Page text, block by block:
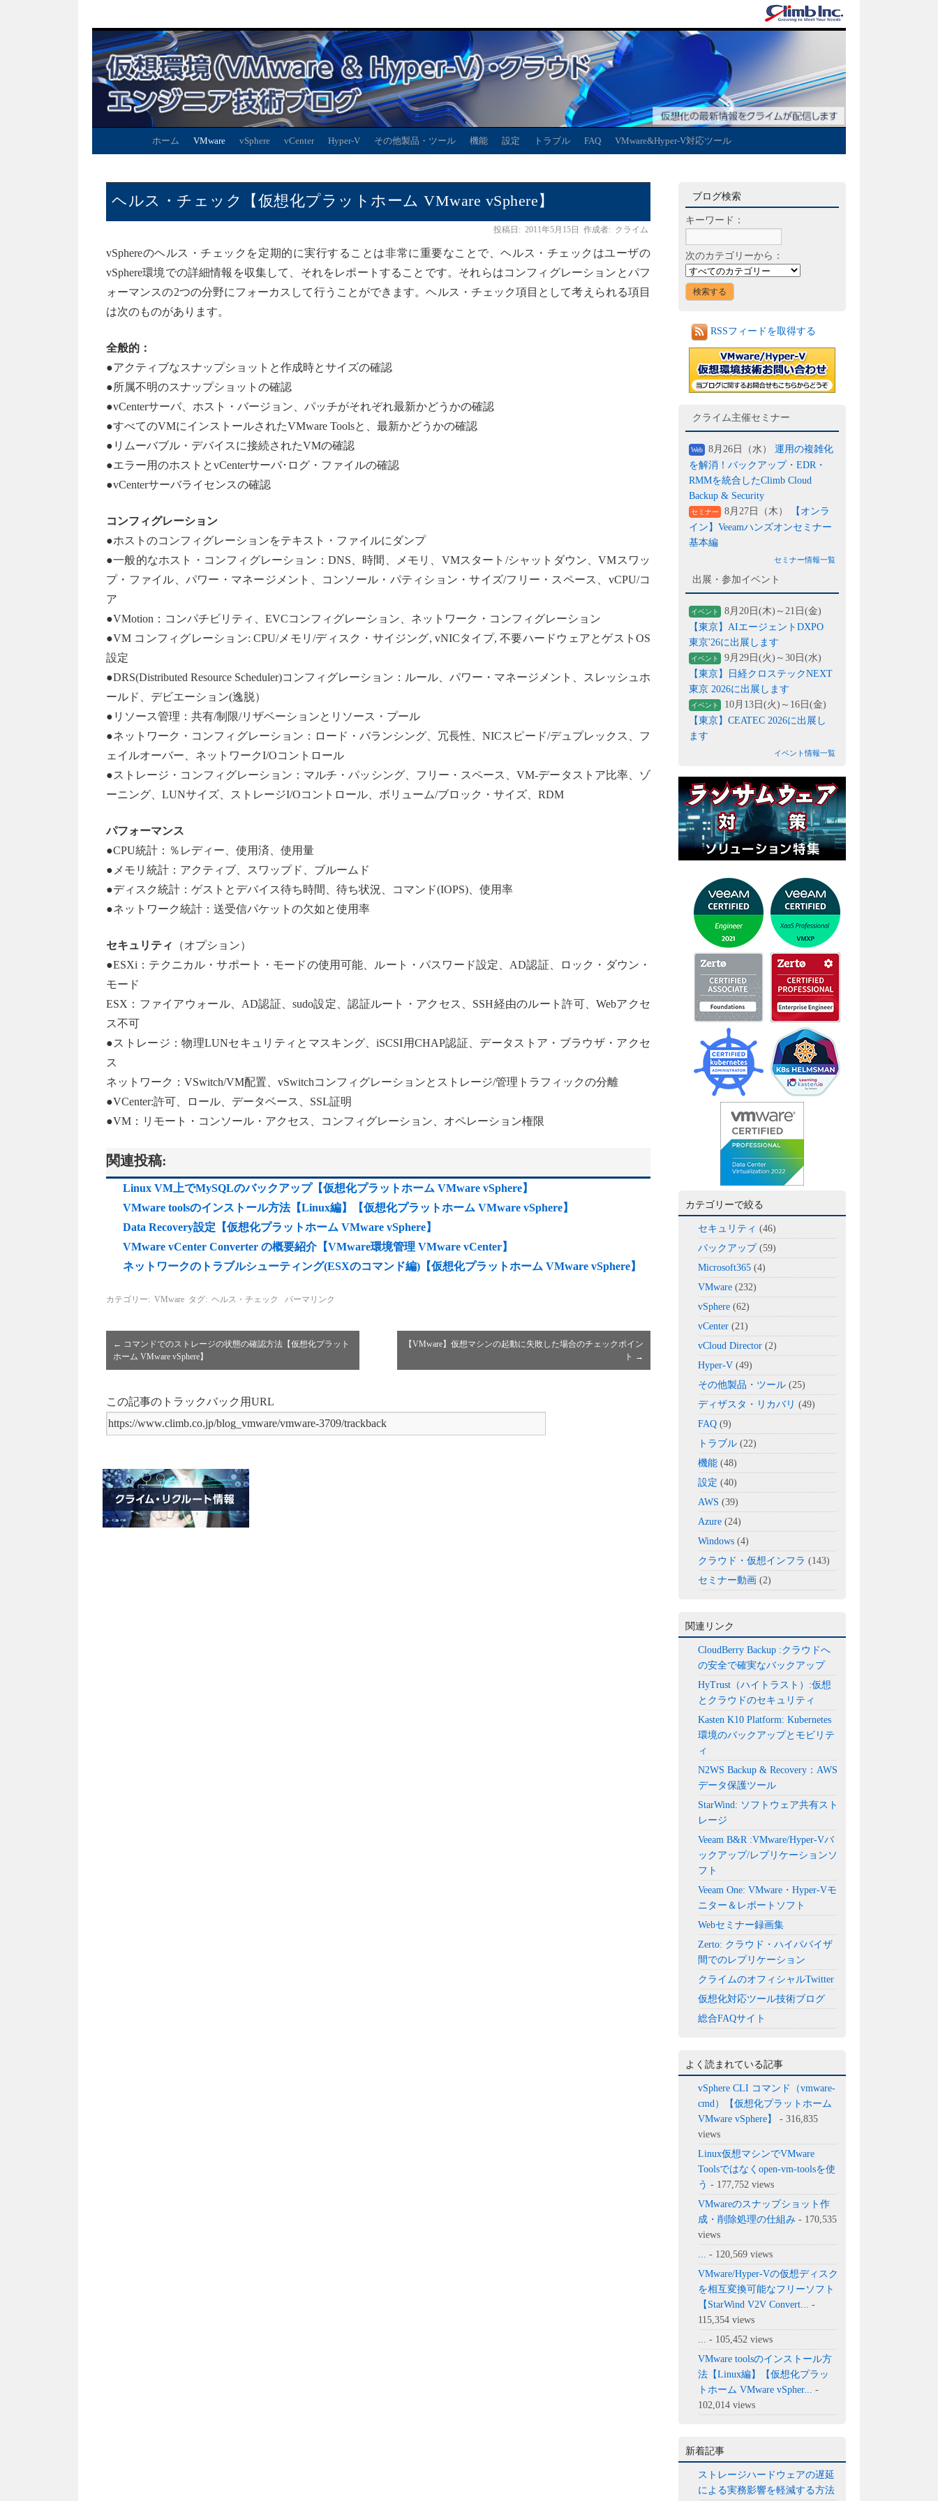
ホーム VMware vSphere vCenter Hyper-V その他製品・ツール 機能 設定 トラブル FAQ VMware&Hyper-V対応ツール
ヘルス・チェック【仮想化プラットホーム VMware vSphere】
投稿日: 2011年5月15日 作成者: クライム
vSphereのヘルス・チェックを定期的に実行することは非常に重要なことで、ヘルス・チェックはユーザの
vSphere環境での詳細情報を収集して、それをレポートすることです。それらはコンフィグレーションとパフ
ォーマンスの2つの分野にフォーカスして行うことができます。ヘルス・チェック項目として考えられる項目
は次のものがあります。
全般的：
●アクティブなスナップショットと作成時とサイズの確認
●所属不明のスナップショットの確認
●vCenterサーバ、ホスト・バージョン、パッチがそれぞれ最新かどうかの確認
●すべてのVMにインストールされたVMware Toolsと、最新かどうかの確認
●リムーバブル・デバイスに接続されたVMの確認
●エラー用のホストとvCenterサーバ･ログ・ファイルの確認
●vCenterサーバライセンスの確認
コンフィグレーション
●ホストのコンフィグレーションをテキスト・ファイルにダンプ
●一般的なホスト・コンフィグレーション：DNS、時間、メモリ、VMスタート/シャットダウン、VMスワッ
プ・ファイル、パワー・マネージメント、コンソール・パティション・サイズ/フリー・スペース、vCPU/コ
ア
●VMotion：コンパチビリティ、EVCコンフィグレーション、ネットワーク・コンフィグレーション
●VM コンフィグレーション: CPU/メモリ/ディスク・サイジング, vNICタイプ, 不要ハードウェアとゲストOS
設定
●DRS(Distributed Resource Scheduler)コンフィグレーション：ルール、パワー・マネージメント、スレッシュホ
ールド、デビエーション(逸脱）
●リソース管理：共有/制限/リザベーションとリソース・プール
●ネットワーク・コンフィグレーション：ロード・バランシング、冗長性、NICスピード/デュプレックス、フ
ェイルオーバー、ネットワークI/Oコントロール
●ストレージ・コンフィグレーション：マルチ・パッシング、フリー・スペース、VM-データストア比率、ゾ
ーニング、LUNサイズ、ストレージI/Oコントロール、ボリューム/ブロック・サイズ、RDM
パフォーマンス
●CPU統計：％レディー、使用済、使用量
●メモリ統計：アクティブ、スワップド、ブルームド
●ディスク統計：ゲストとデバイス待ち時間、待ち状況、コマンド(IOPS)、使用率
●ネットワーク統計：送受信パケットの欠如と使用率
セキュリティ
（オプション）
●ESXi：テクニカル・サポート・モードの使用可能、ルート・パスワード設定、AD認証、ロック・ダウン・
モード
ESX：ファイアウォール、AD認証、sudo設定、認証ルート・アクセス、SSH経由のルート許可、Webアクセ
ス不可
●ストレージ：物理LUNセキュリティとマスキング、iSCSI用CHAP認証、データストア・ブラウザ・アクセ
ス
ネットワーク：VSwitch/VM配置、vSwitchコンフィグレーションとストレージ/管理トラフィックの分離
●VCenter:許可、ロール、データベース、SSL証明
●VM：リモート・コンソール・アクセス、コンフィグレーション、オペレーション権限
関連投稿:
Linux VM上でMySQLのバックアップ【仮想化プラットホーム VMware vSphere】
VMware toolsのインストール方法【Linux編】【仮想化プラットホーム VMware vSphere】
Data Recovery設定【仮想化プラットホーム VMware vSphere】
VMware vCenter Converter の概要紹介【VMware環境管理 VMware vCenter】
ネットワークのトラブルシューティング(ESXのコマンド編)【仮想化プラットホーム VMware vSphere】
カテゴリー: VMware タグ: ヘルス・チェック パーマリンク
← コマンドでのストレージの状態の確認方法【仮想化プラット
ホーム VMware vSphere】
【VMware】仮想マシンの起動に失敗した場合のチェックポイン
ト →
この記事のトラックバック用URL
ブログ検索
キーワード：
次のカテゴリーから：
RSSフィードを取得する
クライム主催セミナー
Web 8月26日（水） 運用の複雑化
を解消！バックアップ・EDR・
RMMを統合したClimb Cloud
Backup & Security
セミナー 8月27日（木）
【オンラ
イン】Veeamハンズオンセミナー
基本編
セミナー情報一覧
出展・参加イベント
イベント
8月20日(木)～21日(金)
【東京】AIエージェントDXPO
東京'26に出展します
イベント
9月29日(火)～30日(水)
【東京】日経クロステックNEXT
東京 2026に出展します
イベント
10月13日(火)～16日(金)
【東京】CEATEC 2026に出展し
ます
イベント情報一覧
カテゴリーで絞る
セキュリティ (46)
バックアップ(59)
Microsoft365 (4)
VMware (232)
vSphere (62)
vCenter (21)
vCloud Director (2)
Hyper-V (49)
その他製品・ツール (25)
ディザスタ・リカバリ (49)
FAQ (9)
トラブル (22)
機能 (48)
設定 (40)
AWS (39)
Azure (24)
Windows (4)
クラウド・仮想インフラ (143)
セミナー動画 (2)
関連リンク
CloudBerry Backup :クラウドへ
の安全で確実なバックアップ
HyTrust（ハイトラスト）:仮想
とクラウドのセキュリティ
Kasten K10 Platform: Kubernetes
環境のバックアップとモビリテ
ィ
N2WS Backup & Recovery：AWS
データ保護ツール
StarWind: ソフトウェア共有スト
レージ
Veeam B&R :VMware/Hyper-Vバ
ックアップ/レプリケーションソ
フト
Veeam One: VMware・Hyper-Vモ
ニター＆レポートソフト
Webセミナー録画集
Zerto: クラウド・ハイパバイザ
間でのレプリケーション
クライムのオフィシャルTwitter
仮想化対応ツール技術ブログ
総合FAQサイト
よく読まれている記事
vSphere CLI コマンド（vmware-
cmd）【仮想化プラットホーム
VMware vSphere】
- 316,835
views
Linux仮想マシンでVMware
Toolsではなくopen-vm-toolsを使
う - 177,752 views
VMwareのスナップショット作
成・削除処理の仕組み - 170,535
views
- 120,569 views
VMware/Hyper-Vの仮想ディスク
を相互変換可能なフリーソフト
【StarWind V2V Convert...
-
115,354 views
- 105,452 views
VMware toolsのインストール方
法【Linux編】【仮想化プラッ
トホーム VMware vSpher...
-
102,014 views
新着記事
ストレージハードウェアの遅延
による実務影響を軽減する方法